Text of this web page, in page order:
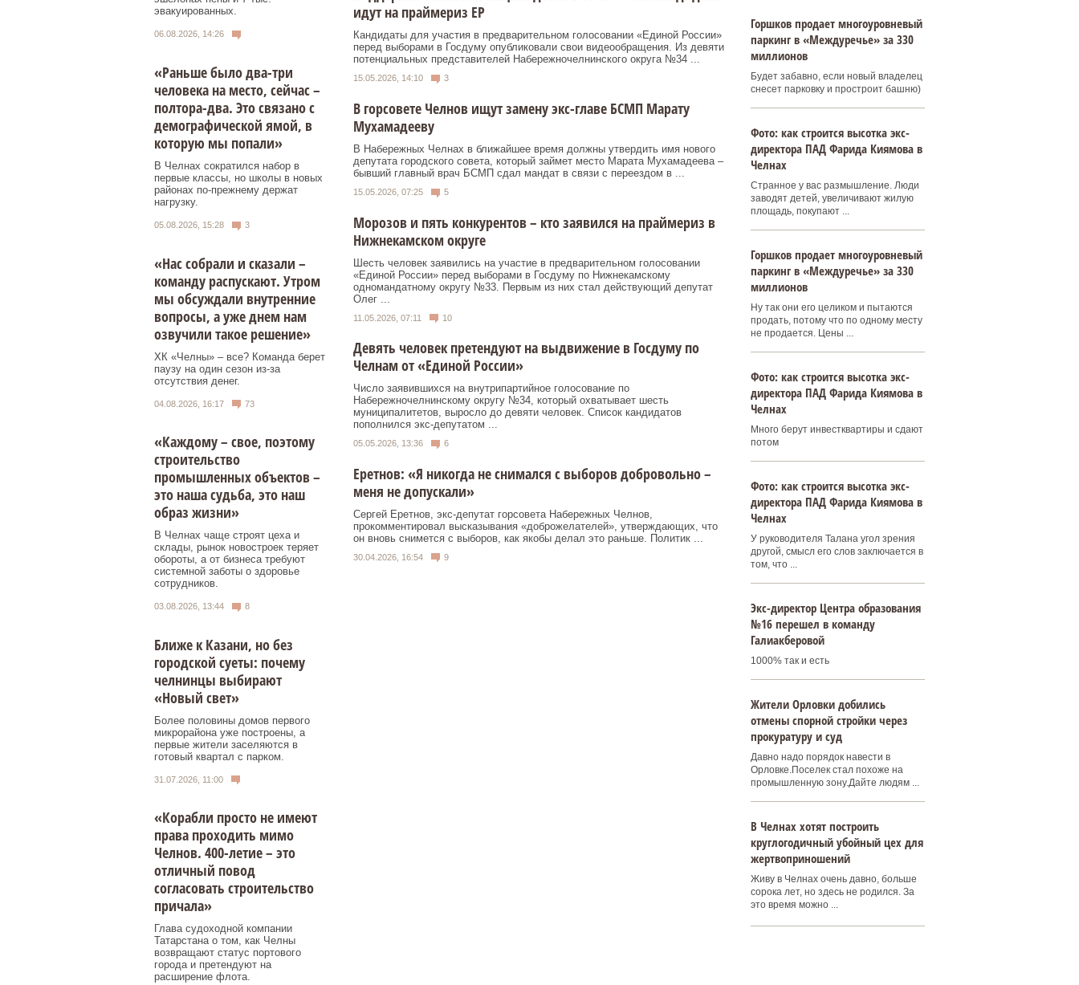
эвакуированных.
06.08.2026, 14:26
«Раньше было два-три
человека на место, сейчас –
полтора-два. Это связано с
демографической ямой, в
которую мы попали»
В Челнах сократился набор в
первые классы, но школы в новых
районах по-прежнему держат
нагрузку.
05.08.2026, 15:28 3
«Нас собрали и сказали –
команду распускают. Утром
мы обсуждали внутренние
вопросы, а уже днем нам
озвучили такое решение»
ХК «Челны» – все? Команда берет
паузу на один сезон из-за
отсутствия денег.
04.08.2026, 16:17 73
«Каждому – свое, поэтому
строительство
промышленных объектов –
это наша судьба, это наш
образ жизни»
В Челнах чаще строят цеха и
склады, рынок новостроек теряет
обороты, а от бизнеса требуют
системной заботы о здоровье
сотрудников.
03.08.2026, 13:44 8
Ближе к Казани, но без
городской суеты: почему
челнинцы выбирают
«Новый свет»
Более половины домов первого
микрорайона уже построены, а
первые жители заселяются в
готовый квартал с парком.
31.07.2026, 11:00
«Корабли просто не имеют
права проходить мимо
Челнов. 400-летие – это
отличный повод
согласовать строительство
причала»
Глава судоходной компании
Татарстана о том, как Челны
возвращают статус портового
города и претендуют на
расширение флота.
идут на праймериз ЕР
Кандидаты для участия в предварительном голосовании «Единой России»
перед выборами в Госдуму опубликовали свои видеообращения. Из девяти
потенциальных представителей Набережночелнинского округа №34 ...
15.05.2026, 14:10 3
В горсовете Челнов ищут замену экс-главе БСМП Марату
Мухамадееву
В Набережных Челнах в ближайшее время должны утвердить имя нового
депутата городского совета, который займет место Марата Мухамадеева –
бывший главный врач БСМП сдал мандат в связи с переездом в ...
15.05.2026, 07:25 5
Морозов и пять конкурентов – кто заявился на праймериз в
Нижнекамском округе
Шесть человек заявились на участие в предварительном голосовании
«Единой России» перед выборами в Госдуму по Нижнекамскому
одномандатному округу №33. Первым из них стал действующий депутат
Олег ...
11.05.2026, 07:11 10
Девять человек претендуют на выдвижение в Госдуму по
Челнам от «Единой России»
Число заявившихся на внутрипартийное голосование по
Набережночелнинскому округу №34, который охватывает шесть
муниципалитетов, выросло до девяти человек. Список кандидатов
пополнился экс-депутатом ...
05.05.2026, 13:36 6
Еретнов: «Я никогда не снимался с выборов добровольно –
меня не допускали»
Сергей Еретнов, экс‑депутат горсовета Набережных Челнов,
прокомментировал высказывания «доброжелателей», утверждающих, что
он вновь снимется с выборов, как якобы делал это раньше. Политик ...
30.04.2026, 16:54 9
Горшков продает многоуровневый
паркинг в «Междуречье» за 330
миллионов
Будет забавно, если новый владелец
снесет парковку и простроит башню)
Фото: как строится высотка экс-
директора ПАД Фарида Киямова в
Челнах
Странное у вас размышление. Люди
заводят детей, увеличивают жилую
площадь, покупают ...
Горшков продает многоуровневый
паркинг в «Междуречье» за 330
миллионов
Ну так они его целиком и пытаются
продать, потому что по одному месту
не продается. Цены ...
Фото: как строится высотка экс-
директора ПАД Фарида Киямова в
Челнах
Много берут инвестквартиры и сдают
потом
Фото: как строится высотка экс-
директора ПАД Фарида Киямова в
Челнах
У руководителя Талана угол зрения
другой, смысл его слов заключается в
том, что ...
Экс-директор Центра образования
№16 перешел в команду
Галиакберовой
1000% так и есть
Жители Орловки добились
отмены спорной стройки через
прокуратуру и суд
Давно надо порядок навести в
Орловке.Поселек стал похоже на
промышленную зону.Дайте людям ...
В Челнах хотят построить
круглогодичный убойный цех для
жертвоприношений
Живу в Челнах очень давно, больше
сорока лет, но здесь не родился. За
это время можно ...